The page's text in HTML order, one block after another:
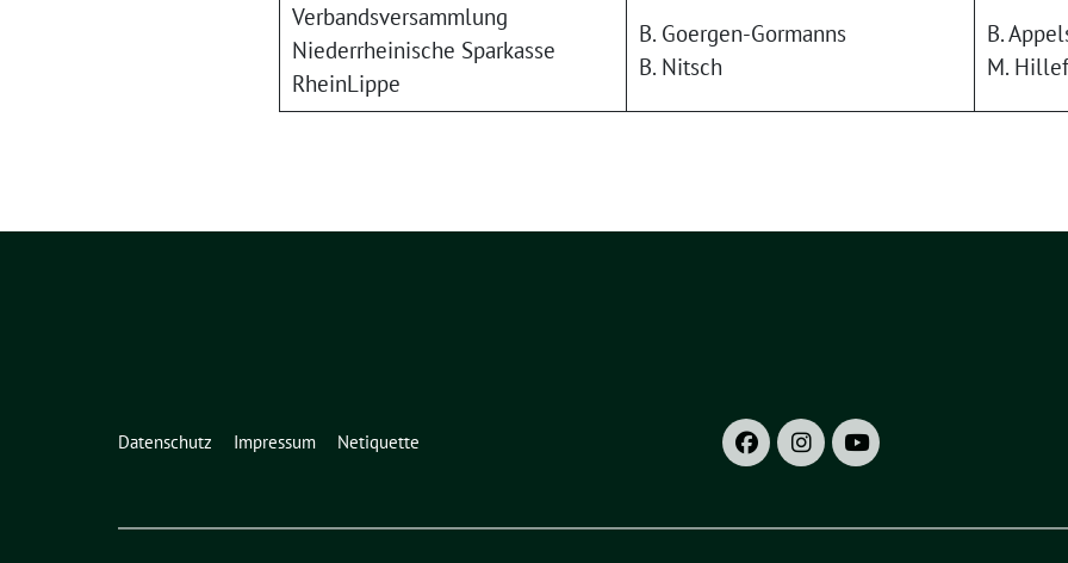
Verbandsversammlung
Niederrheinische Sparkasse
RheinLippe
B. Goergen-Gormanns
B. Nitsch
B.
M.
Datenschutz Impressum Netiquette